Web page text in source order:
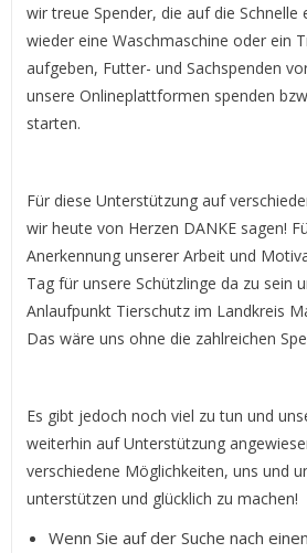
wir treue Spender, die auf die Schnelle
wieder eine Waschmaschine oder ein
aufgeben, Futter- und Sachspenden
unsere Onlineplattformen spenden
starten.
Für diese Unterstützung auf
wir heute von Herzen DANKE sagen!
Anerkennung unserer Arbeit und
Tag für unsere Schützlinge da zu sein
Anlaufpunkt Tierschutz im Landkreis
Das wäre uns ohne die zahlreichen
Es gibt jedoch noch viel zu tun und
weiterhin auf Unterstützung
verschiedene Möglichkeiten, uns und
unterstützen und glücklich zu machen!
Wenn Sie auf der Suche nach